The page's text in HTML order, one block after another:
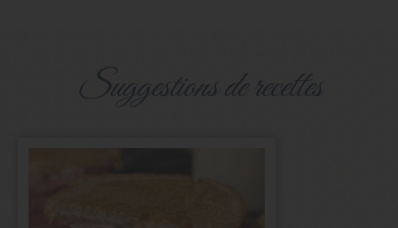
suggestions de recettes